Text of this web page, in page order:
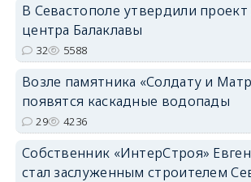
В Севастополе утвердили проект
центра Балаклавы
32 5588
Возле памятника «Солдату и
появятся каскадные водопады
29 4236
Собственник «ИнтерСтроя»
стал заслуженным строителем